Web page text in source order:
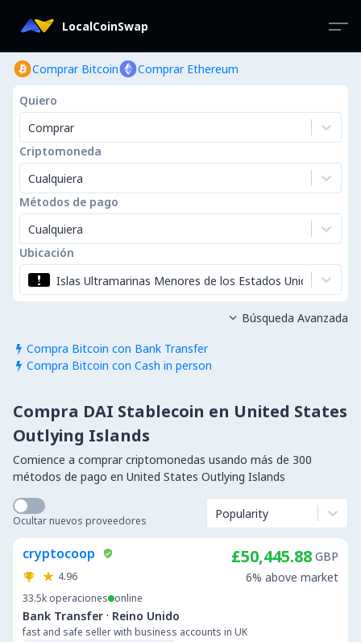
LocalCoinSwap
Comprar Bitcoin Comprar Ethereum
Quiero
Comprar
Criptomoneda
Cualquiera
Métodos de pago
Cualquiera
Ubicación
Islas Ultramarinas Menores de los Estados Unidos
 Compra Bitcoin con Bank Transfer
 Compra Bitcoin con Cash in person
 Búsqueda Avanzada
Compra DAI Stablecoin en United States
Outlying Islands
Comience a comprar criptomonedas usando más de 300
métodos de pago en United States Outlying Islands
Ocultar nuevos proveedores Popularity
cryptocoop
4.96
33.5k operaciones online
Bank Transfer · Reino Unido
fast and safe seller with business accounts in UK
£50,445.88 GBP
6% above market